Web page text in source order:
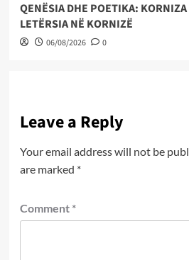
QENËSIA DHE POETIKA: KORNIZA
LETËRSIA NË KORNIZË
06/08/2026 0
Leave a Reply
Your email address will not be
are marked *
Comment *